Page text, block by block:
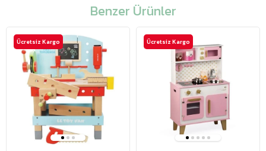
Benzer Ürünler
Ücretsiz Kargo Ücretsiz Kargo